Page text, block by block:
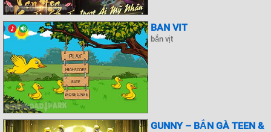
BAN VIT
bắn vịt
GUNNY – BẮN GÀ TEEN &